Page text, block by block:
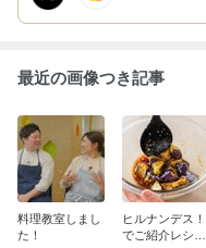
最近の画像つき記事
料理教室しまし
た！
ヒルナンデス！
でご紹介レシピ